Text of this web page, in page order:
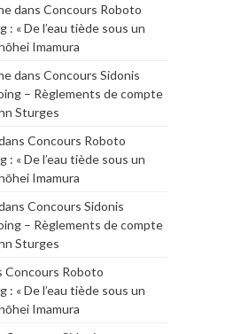
dans Concours Roboto
: « De l’eau tiède sous un
Imamura
dans Concours Sidonis
– Règlements de compte
Sturges
Concours Roboto
: « De l’eau tiède sous un
Imamura
Concours Sidonis
– Règlements de compte
Sturges
Concours Roboto
: « De l’eau tiède sous un
Imamura